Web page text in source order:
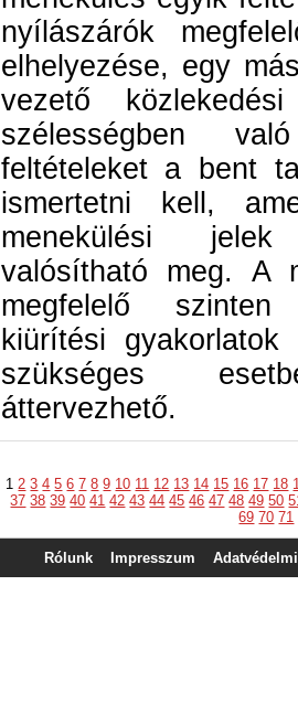
nyílászárók
elhelyezése, egy
vezető
szélességben
feltételeket a bent
ismertetni kell,
menekülési
valósítható meg. A
megfelelő
kiürítési
szükséges
áttervezhető.
1 2 3 4 5 6 7 8 9 10 11 12 13 14 15 16 17 18
37 38 39 40 41 42 43 44 45 46 47 48 49 50
69 70 71
Rólunk Impresszum